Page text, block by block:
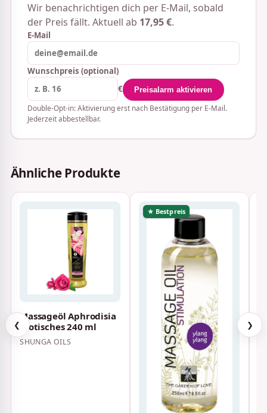
Wir benachrichtigen dich per E-Mail, sobald
der Preis fällt. Aktuell ab 17,95 €.
E-Mail
Wunschpreis (optional)
€
Preisalarm aktivieren
Double-Opt-in: Aktivierung erst nach Bestätigung per E-Mail.
Jederzeit abbestellbar.
Ähnliche Produkte
❮
Massageöl Aphrodisia
Erotisches 240 ml
SHUNGA OILS
★ Bestpreis
❯